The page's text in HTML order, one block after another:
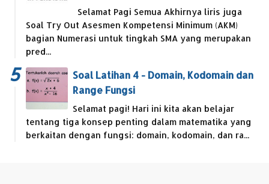
Selamat Pagi Semua Akhirnya liris juga
Soal Try Out Asesmen Kompetensi Minimum (AKM)
bagian Numerasi untuk tingkah SMA yang merupakan
pred...
Soal Latihan 4 - Domain, Kodomain dan
Range Fungsi
Selamat pagi! Hari ini kita akan belajar
tentang tiga konsep penting dalam matematika yang
berkaitan dengan fungsi: domain, kodomain, dan ra...